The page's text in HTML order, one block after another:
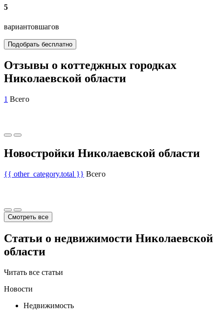
5
вариантовшагов
Подобрать бесплатно
Отзывы о коттеджных городках
Николаевской области
1 Всего
Новостройки Николаевской области
{{ other_category.total }} Всего
Смотреть все
Статьи о недвижимости Николаевской
области
Читать все статьи
Новости
Недвижимость